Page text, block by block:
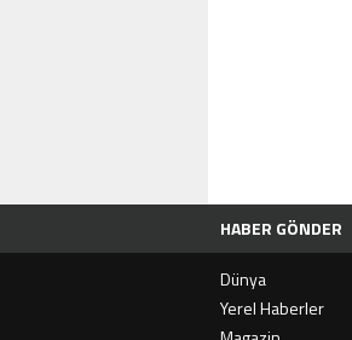
HABER GÖNDER
Dünya
Yerel Haberler